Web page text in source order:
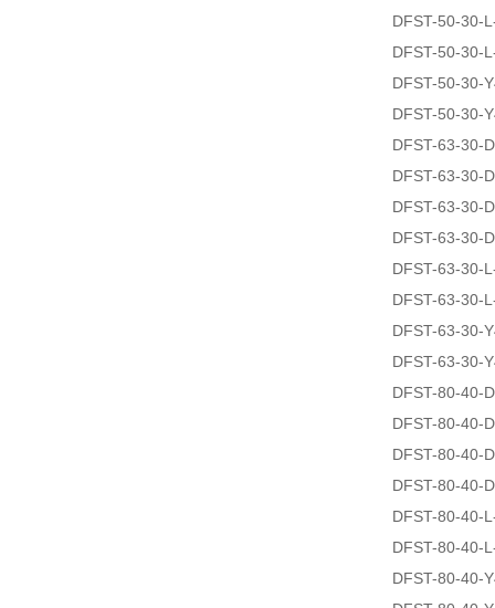
DFST-50-30-
DFST-50-30-
DFST-50-30-
DFST-50-30-
DFST-63-30-
DFST-63-30-
DFST-63-30-
DFST-63-30-
DFST-63-30-
DFST-63-30-
DFST-63-30-
DFST-63-30-
DFST-80-40-
DFST-80-40-
DFST-80-40-
DFST-80-40-
DFST-80-40-
DFST-80-40-
DFST-80-40-